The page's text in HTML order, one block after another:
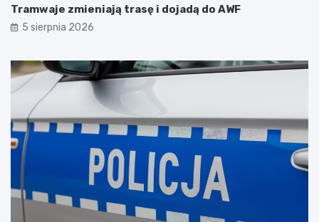
Tramwaje zmieniają trasę i dojadą do AWF
5 sierpnia 2026